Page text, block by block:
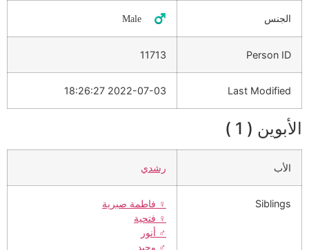
الجنس ♂️ Male
Person ID
11713
Last Modified
2022-07-03 18:26:27
الأبوين ( 1 )
الأب رشدي
Siblings
♀️ فاطمة صبرية
♀️ فتحية
♂️ أنور
♂️ وحيد